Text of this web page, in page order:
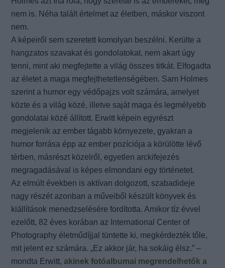
nem is. Néha talált értelmet az életben, máskor viszont
nem.
A képeiről sem szeretett komolyan beszélni. Kerülte a
hangzatos szavakat és gondolatokat, nem akart úgy
tenni, mint aki megfejtette a világ összes titkát. Elfogadta
az életet a maga megfejthetetlenségében. Sam Holmes
szerint a humor egy védőpajzs volt számára, amelyet
közte és a világ közé, illetve saját maga és legmélyebb
gondolatai közé állított. Erwitt képein egyrészt
megjelenik az ember tágabb környezete, gyakran a
humor forrása épp az ember pozíciója a körülötte lévő
térben, másrészt közelről, egyetlen arckifejezés
megragadásával is képes elmondani egy történetet.
Az elmúlt években is aktívan dolgozott, szabadideje
nagy részét azonban a műveiből készült könyvek és
kiállítások menedzselésére fordította. Amikor tíz évvel
ezelőtt, 82 éves korában az International Center of
Photography életműdíjjal tüntette ki, megkérdezték tőle,
mit jelent ez számára. „Ez akkor jár, ha sokáig élsz.” –
mondta Erwitt,akinek fotóalbumai megrendelhetők a